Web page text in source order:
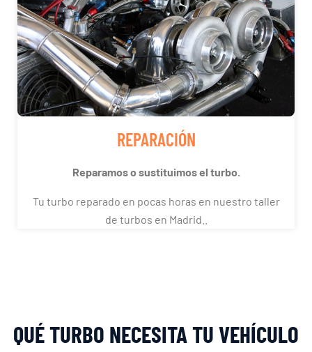
REPARACIÓN
Reparamos o sustituimos el turbo.
Tu turbo reparado en pocas horas en nuestro taller
de turbos en Madrid..
QUÉ TURBO NECESITA TU VEHÍCULO